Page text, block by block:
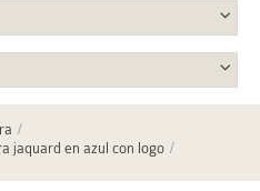
jaquard en azul con logo